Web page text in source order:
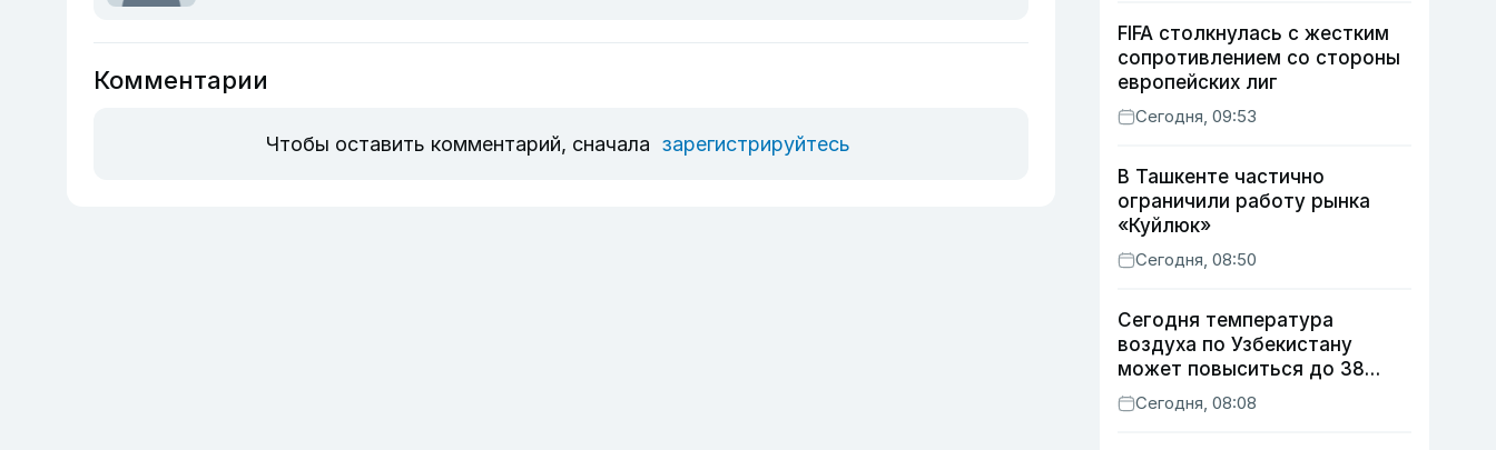
Комментарии
Чтобы оставить комментарий, сначала зарегистрируйтесь
FIFA столкнулась с жестким
сопротивлением со стороны
европейских лиг
Сегодня, 09:53
В Ташкенте частично
ограничили работу рынка
«Куйлюк»
Сегодня, 08:50
Сегодня температура
воздуха по Узбекистану
может повыситься до 38
градусов
Сегодня, 08:08